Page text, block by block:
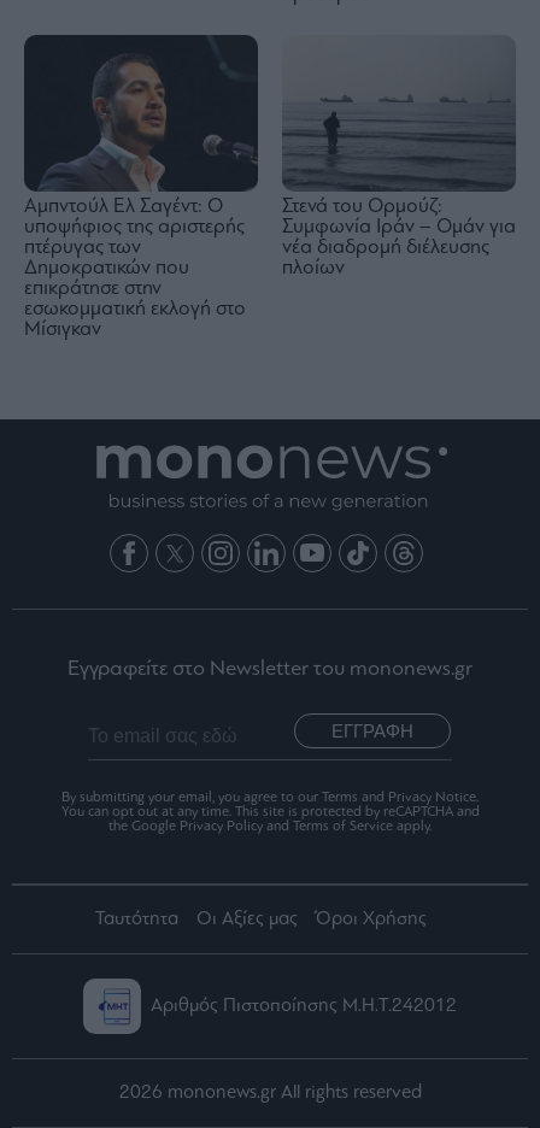
Αμπντούλ Ελ Σαγέντ: Ο
υποψήφιος της αριστερής
πτέρυγας των
Δημοκρατικών που
επικράτησε στην
εσωκομματική εκλογή στο
Μίσιγκαν
Στενά του Ορμούζ:
Συμφωνία Ιράν – Ομάν για
νέα διαδρομή διέλευσης
πλοίων
Εγγραφείτε στο Newsletter του mononews.gr
ΕΓΓΡΑΦΗ
By submitting your email, you agree to our Terms and Privacy Notice.
You can opt out at any time. This site is protected by reCAPTCHA and
the Google Privacy Policy and Terms of Service apply.
Ταυτότητα Οι Αξίες μας Όροι Χρήσης
Αριθμός Πιστοποίησης Μ.Η.Τ.242012
2026 mononews.gr All rights reserved